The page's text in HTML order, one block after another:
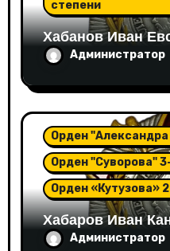
степени
Хабанов Иван
Администратор
Орден
Орден "Суворова"
Орден «Кутузова»
Хабаров Иван
Администратор